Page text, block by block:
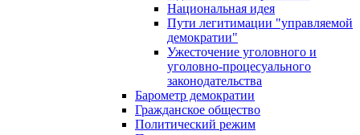
Национальная идея
Пути легитимации "управляемой
демократии"
Ужесточение уголовного и
уголовно-процесуального
законодательства
Барометр демократии
Гражданское общество
Политический режим